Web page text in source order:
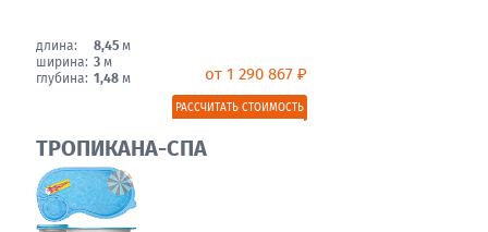
длина: 8,45 м
ширина: 3 м
глубина: 1,48 м от 1 290 867 ₽
РАССЧИТАТЬ СТОИМОСТЬ
ТРОПИКАНА-СПА